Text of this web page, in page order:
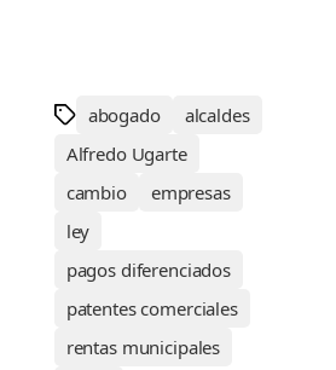
abogado
alcaldes
Alfredo Ugarte
cambio
empresas
ley
pagos diferenciados
patentes comerciales
rentas municipales